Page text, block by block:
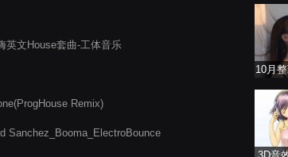
英文House套曲-工体音乐
Remix)
Sanchez_Booma_ElectroBounce
10月